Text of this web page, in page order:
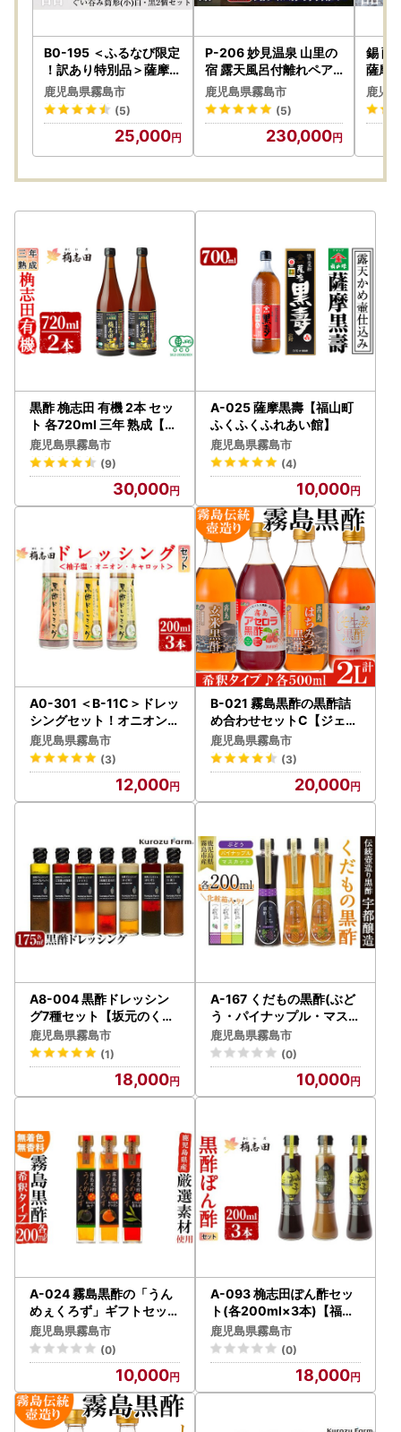
------------------
みで申請を完結できるアプリ「IAM(アイアム)」を
霧島市ふるさと納税でもご利用いただけるようになりまし
た。
マイナンバーカードをお持ちであれば、IAMを使用して申請
していただくことで、申請書の記入・郵送・署名や書類添
付・ポスト投函など、手間のかかる手続きを大幅にスキップ
※従来通りの「書類郵送による申請」も引き続きご利用可能
★申請アプリ【IAM】をダウンロードの上、ご利用ください
★
Android・iOSのアプリストアにて＜アイアム マイナンバ
ー＞で検索！
【ワンストップ特例申請書送付先】
霧島市ふるさと納税ワンストップ受付センター 宛
※霧島市はワンストップ特例申請受付業務を外部委託してい
ます。
B0-195 ＜ふるなび限定
！訳あり特別品＞薩摩錫
器 ぐい呑み筒形(小)白
・黒2個セット【薩摩錫
器工芸館】
鹿児島県霧島市
(5)
25,000
P-206 妙見温泉 山里の
宿 露天風呂付離れペア
宿泊券(要予約)【おりは
し旅館】霧島市 温泉 旅
館 チケット 食事 温泉 旅
行 温泉旅館
鹿児島県霧島市
(5)
230,000
錫 薩
薩摩
6
鹿児
黒酢 桷志田 有機 2本 セッ
ト 各720ml 三年 熟成【福
山黒酢】 C-035
鹿児島県霧島市
(9)
30,000
A-025 薩摩黒壽【福山町
ふくふくふれあい館】
鹿児島県霧島市
(4)
10,000
A0-301 ＜B-11C＞ドレッ
シングセット！オニオン・
キャロット・柚子塩(各20
0ml)【福山黒酢】霧島市
桷志田 かくいだ 調味料 詰
鹿児島県霧島市
(3)
12,000
B-021 霧島黒酢の黒酢詰
め合わせセットC【ジェイ
シーエヌ】
鹿児島県霧島市
(3)
20,000
A8-004 黒酢ドレッシン
グ7種セット【坂元のくろ
ず】
鹿児島県霧島市
(1)
18,000
A-167 くだもの黒酢(ぶど
う・パイナップル・マスカ
ット)200ml×3本セット
【宇都醸造】
鹿児島県霧島市
(0)
10,000
A-024 霧島黒酢の「うん
めぇくろず」ギフトセット
【ジェイシーエヌ】
鹿児島県霧島市
(0)
10,000
A-093 桷志田ぽん酢セッ
ト(各200ml×3本)【福山
黒酢】
鹿児島県霧島市
(0)
18,000